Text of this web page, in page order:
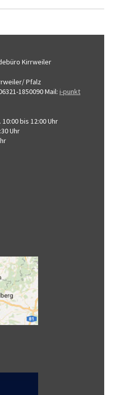
Kirrweiler
Pfalz
1850090Mail: i-punkt
10:00 bis 12:00 Uhr
Uhr